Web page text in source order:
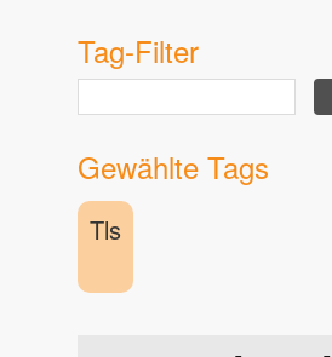
Tag-Filter
Gewählte Tags
Tls